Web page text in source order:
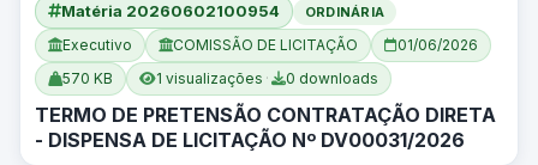
Matéria 20260602100954
ORDINÁRIA
Executivo COMISSÃO DE LICITAÇÃO
01/06/2026
570 KB
1 visualizações · 0 downloads
TERMO DE PRETENSÃO CONTRATAÇÃO DIRETA
- DISPENSA DE LICITAÇÃO Nº DV00031/2026